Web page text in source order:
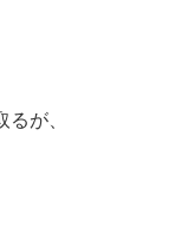
が、